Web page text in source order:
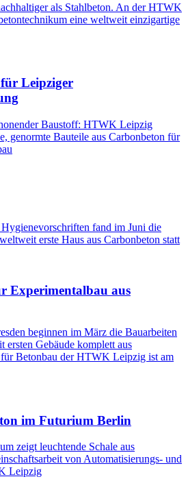
als Stahlbeton. An der HTWK
eine weltweit einzigartige
Leipziger
Baustoff: HTWK Leipzig
genormte Bauteile aus Carbonbeton für
fand im Juni die
erste Haus aus Carbonbeton statt
Experimentalbau aus
beginnen im März die Bauarbeiten
ersten Gebäude komplett aus
Betonbau der HTWK Leipzig ist am
im Futurium Berlin
zeigt leuchtende Schale aus
von Automatisierungs- und
Leipzig